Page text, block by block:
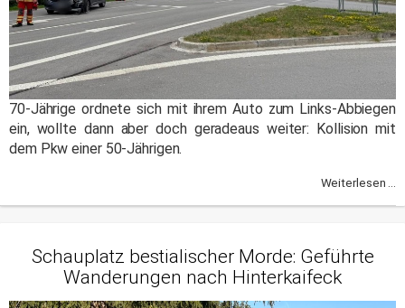
70-Jährige ordnete sich mit ihrem Auto zum Links-Abbiegen
ein, wollte dann aber doch geradeaus weiter: Kollision mit
dem Pkw einer 50-Jährigen.
Weiterlesen ...
Schauplatz bestialischer Morde: Geführte
Wanderungen nach Hinterkaifeck